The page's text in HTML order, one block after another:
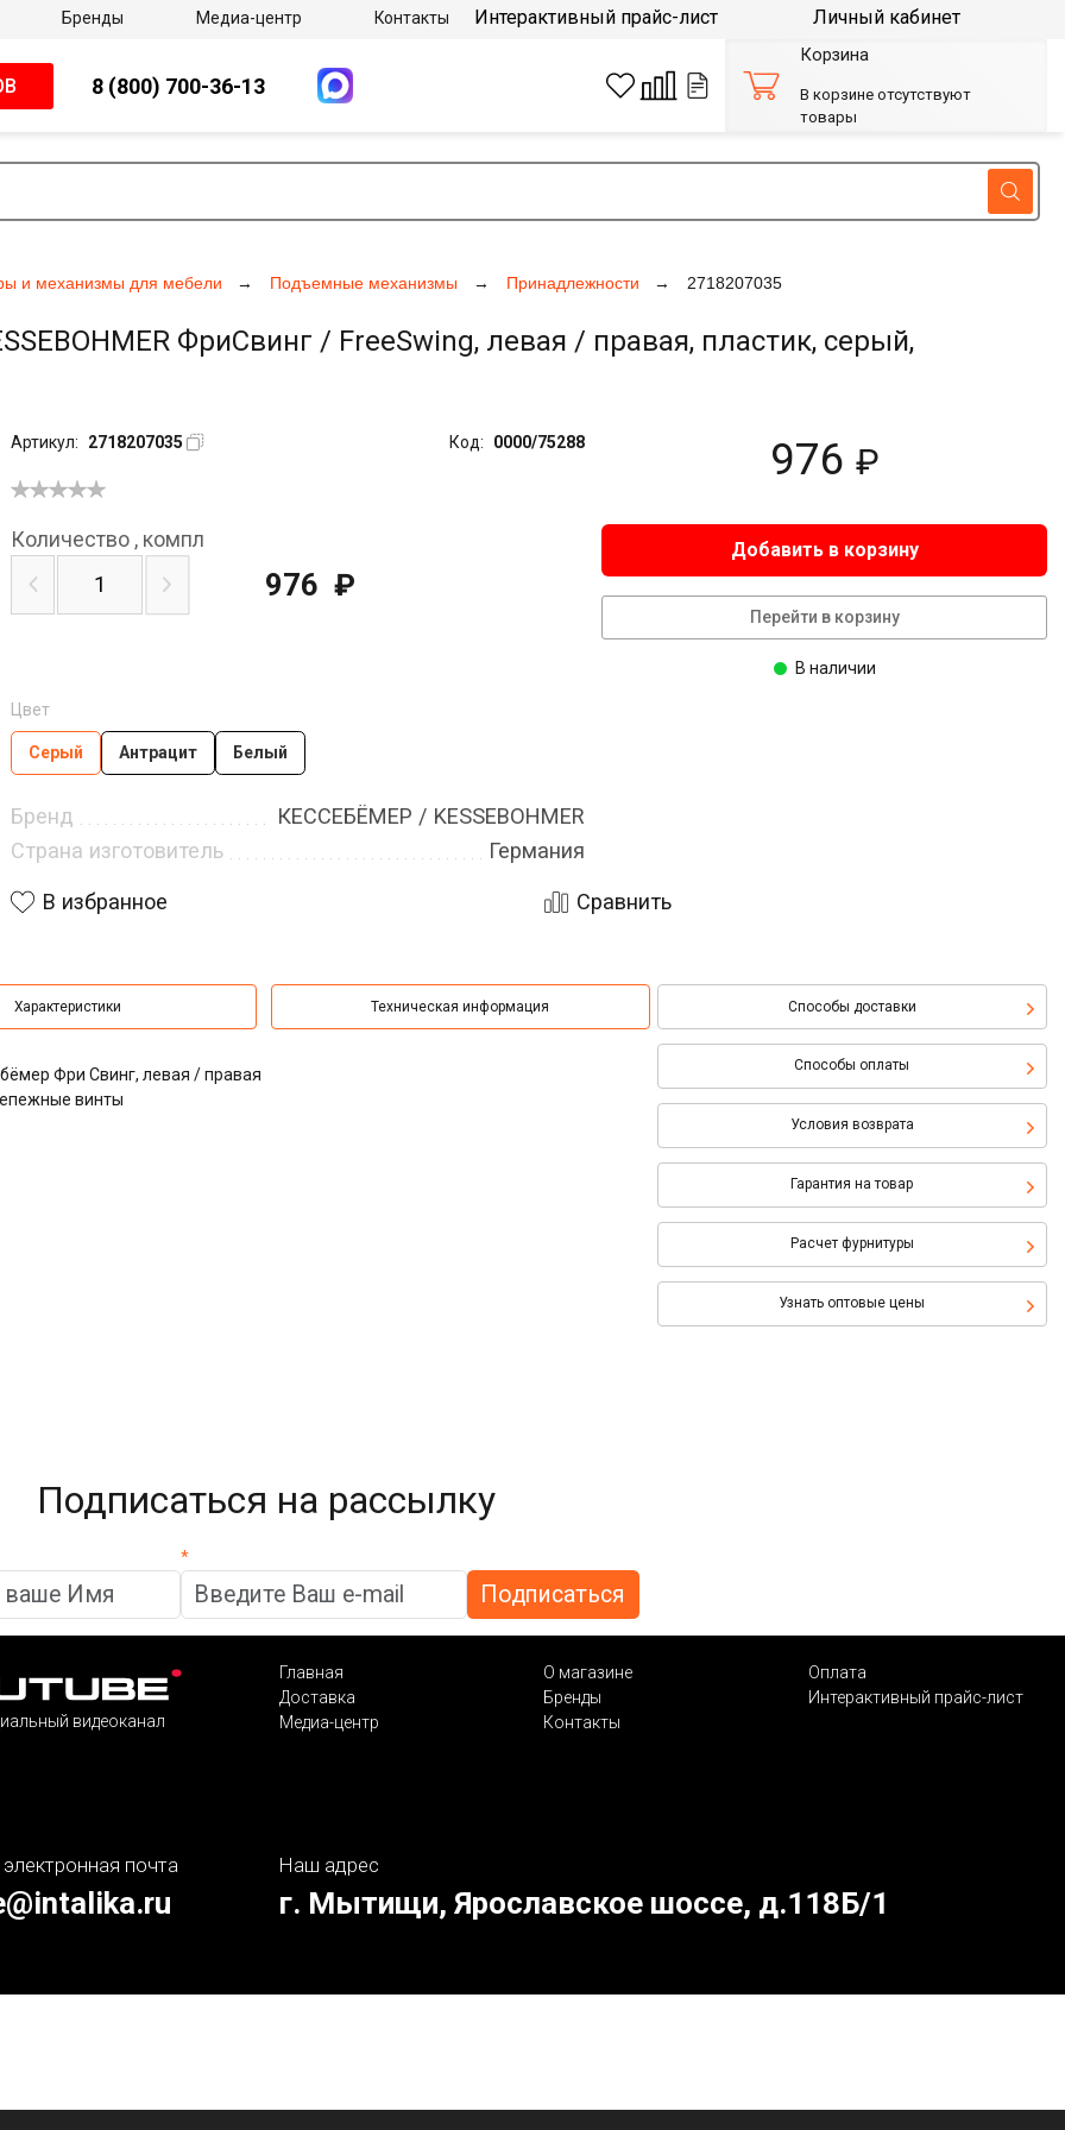
и механизмы для мебели Подъемные механизмы Принадлежности 2718207035
ФриСвинг / FreeSwing, левая / правая, пластик, серый,
Артикул: 2718207035 Код: 0000/75288 976 ₽
Цвет
Серый Антрацит Белый
Бренд
КЕССЕБЁМЕР / KESSEBOHMER
Страна изготовитель
Германия
Количество , компл
976 ₽
Добавить в корзину
Перейти в корзину
В наличии
В избранное Сравнить
Характеристики Техническая информация Способы доставки
Способы оплаты
Условия возврата
Гарантия на товар
Расчет фурнитуры
Узнать оптовые цены
Фри Свинг, левая / правая
винты
Бренды Медиа-центр Контакты Интерактивный прайс-лист Личный кабинет
8 (800) 700-36-13
Корзина
В корзине отсутствуют
товары
Подписаться на рассылку
*
видеоканал
Главная О магазине
Оплата
Доставка
Бренды
Интерактивный прайс-лист
Медиа-центр
Контакты
почта Наш адрес
г. Мытищи, Ярославское шоссе, д.118Б/1